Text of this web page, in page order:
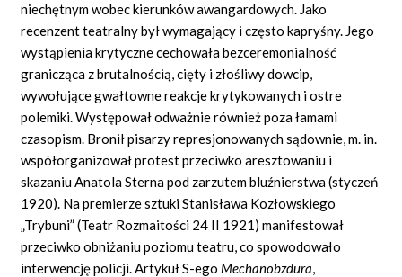
niechętnym wobec kierunków awangardowych. Jako
recenzent teatralny był wymagający i często kapryśny. Jego
wystąpienia krytyczne cechowała bezceremonialność
granicząca z brutalnością, cięty i złośliwy dowcip,
wywołujące gwałtowne reakcje krytykowanych i ostre
polemiki. Występował odważnie również poza łamami
czasopism. Bronił pisarzy represjonowanych sądownie, m. in.
współorganizował protest przeciwko aresztowaniu i
skazaniu Anatola Sterna pod zarzutem bluźnierstwa (styczeń
1920). Na premierze sztuki Stanisława Kozłowskiego
„Trybuni” (Teatr Rozmaitości 24 II 1921) manifestował
przeciwko obniżaniu poziomu teatru, co spowodowało
interwencję policji. Artykuł S-ego Mechanobzdura,